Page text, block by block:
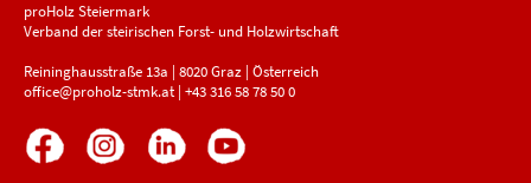
proHolz Steiermark
Verband der steirischen Forst- und Holzwirtschaft
Reininghausstraße 13a | 8020 Graz | Österreich
office@proholz-stmk.at| +43 316 58 78 50 0